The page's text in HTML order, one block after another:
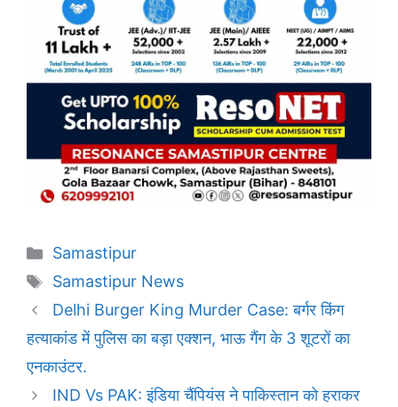
Categories
Samastipur
Tags
Samastipur News
Delhi Burger King Murder Case: बर्गर किंग
हत्याकांड में पुलिस का बड़ा एक्शन, भाऊ गैंग के 3 शूटरों का
एनकाउंटर.
IND Vs PAK: इंडिया चैंपियंस ने पाकिस्तान को हराकर